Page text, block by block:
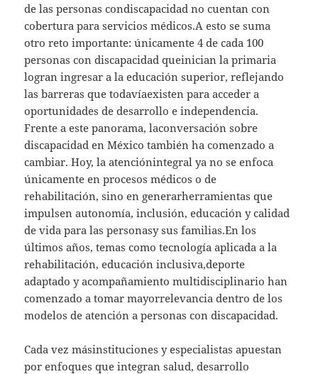
de las personas condiscapacidad no cuentan con
cobertura para servicios médicos.A esto se suma
otro reto importante: únicamente 4 de cada 100
personas con discapacidad queinician la primaria
logran ingresar a la educación superior, reflejando
las barreras que todavíaexisten para acceder a
oportunidades de desarrollo e independencia.
Frente a este panorama, laconversación sobre
discapacidad en México también ha comenzado a
cambiar. Hoy, la atenciónintegral ya no se enfoca
únicamente en procesos médicos o de
rehabilitación, sino en generarherramientas que
impulsen autonomía, inclusión, educación y calidad
de vida para las personasy sus familias.En los
últimos años, temas como tecnología aplicada a la
rehabilitación, educación inclusiva,deporte
adaptado y acompañamiento multidisciplinario han
comenzado a tomar mayorrelevancia dentro de los
modelos de atención a personas con discapacidad.
Cada vez másinstituciones y especialistas apuestan
por enfoques que integran salud, desarrollo